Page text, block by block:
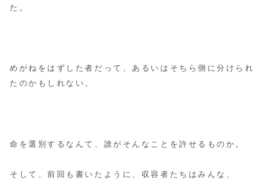
た。
めがねをはずした者だって、あるいはそちら側に分けられ
たのかもしれない。
命を選別するなんて、誰がそんなことを許せるものか。
そして、前回も書いたように、収容者たちはみんな、